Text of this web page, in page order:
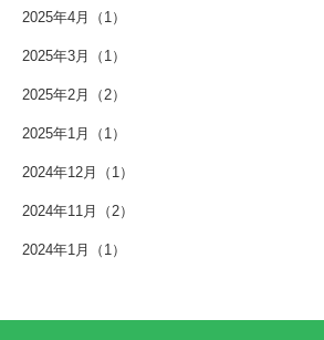
2025年4月（1）
2025年3月（1）
2025年2月（2）
2025年1月（1）
2024年12月（1）
2024年11月（2）
2024年1月（1）